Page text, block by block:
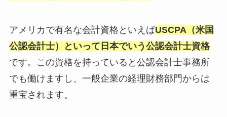
アメリカで有名な会計資格といえばUSCPA（米国
公認会計士）といって日本でいう公認会計士資格
です。この資格を持っていると公認会計士事務所
でも働けますし、一般企業の経理財務部門からは
重宝されます。